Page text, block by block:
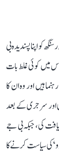
کو اپنا پسندیدہ بی
میں کوئی غلط بات
ہیں اور وہ ان کا
اور سرجری کے بعد
کی، جبکہ بی جے
کی سیاست کرنے کا